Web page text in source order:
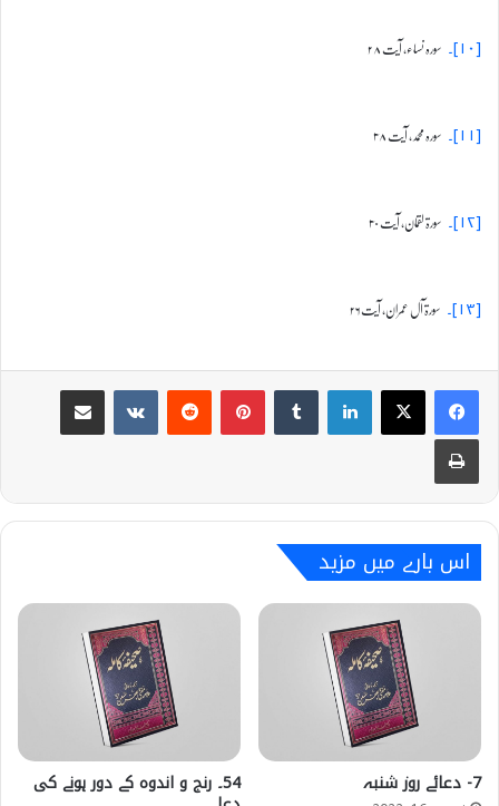
[۱۰]۔ سورہ نساء، آیت ۲۸
[۱۱]۔ سورہ محمد، آیت ۳۸
[۱۲]۔ سورۃ لقمان، آیت ۳۰
[۱۳]۔ سورۃ آل عمران، آیت ۲۶
اس بارے میں مزید
7- دعائے روز شنبہ 54۔ رنج و اندوہ کے دور ہونے کی